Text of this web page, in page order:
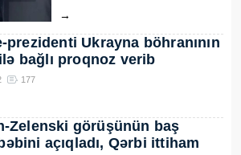
→
prezidenti Ukrayna böhranının
bağlı proqnoz verib
177
Zelenski görüşünün baş
açıqladı, Qərbi ittiham